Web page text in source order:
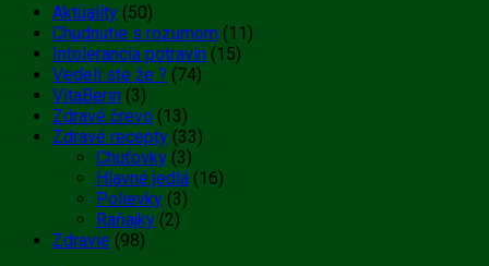
Aktuality (50)
Chudnutie s rozumom (11)
Intolerancia potravín (15)
Vedeli ste že ? (74)
VitaBerin (3)
Zdravé črevo (13)
Zdravé recepty (33)
Chuťovky (3)
Hlavné jedlá (16)
Polievky (3)
Raňajky (2)
Zdravie (98)